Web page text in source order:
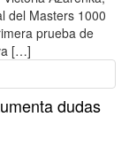
del Masters 1000
prueba de
[…]
dudas